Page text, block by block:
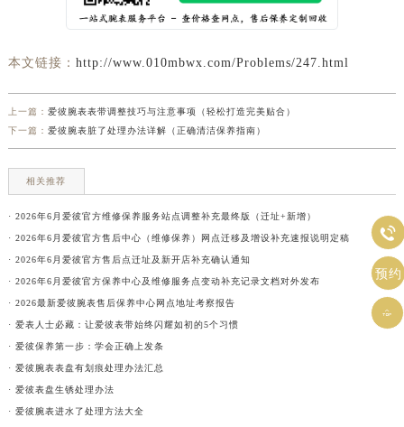
本文链接： http://www.010mbwx.com/Problems/247.html
上一篇： 爱彼腕表表带调整技巧与注意事项（轻松打造完美贴合）
下一篇： 爱彼腕表脏了处理办法详解（正确清洁保养指南）
相关推荐
· 2026年6月爱彼官方维修保养服务站点调整补充最终版（迁址+新增）
· 2026年6月爱彼官方售后中心（维修保养）网点迁移及增设补充速报说明定稿
· 2026年6月爱彼官方售后点迁址及新开店补充确认通知
· 2026年6月爱彼官方保养中心及维修服务点变动补充记录文档对外发布
· 2026最新爱彼腕表售后保养中心网点地址考察报告
· 爱表人士必藏：让爱彼表带始终闪耀如初的5个习惯
· 爱彼保养第一步：学会正确上发条
· 爱彼腕表表盘有划痕处理办法汇总
· 爱彼表盘生锈处理办法
· 爱彼腕表进水了处理方法大全

预约
